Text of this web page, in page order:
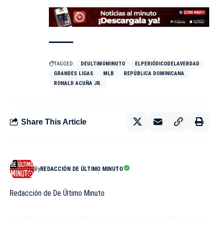
TAGGED: DEULTIMOMINUTO
ELPERIÓDICODELAVERDAD
GRANDES LIGAS
MLB
REPÚBLICA DOMINICANA
RONALD ACUÑA JR.
Share This Article
ByREDACCIÓN DE ÚLTIMO MINUTO
Redacción de De Último Minuto